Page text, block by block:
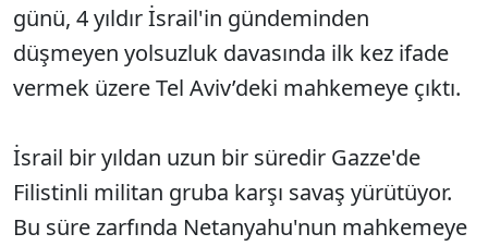
günü, 4 yıldır İsrail'in gündeminden
düşmeyen yolsuzluk davasında ilk kez ifade
vermek üzere Tel Aviv’deki mahkemeye çıktı.
İsrail bir yıldan uzun bir süredir Gazze'de
Filistinli militan gruba karşı savaş yürütüyor.
Bu süre zarfında Netanyahu'nun mahkemeye